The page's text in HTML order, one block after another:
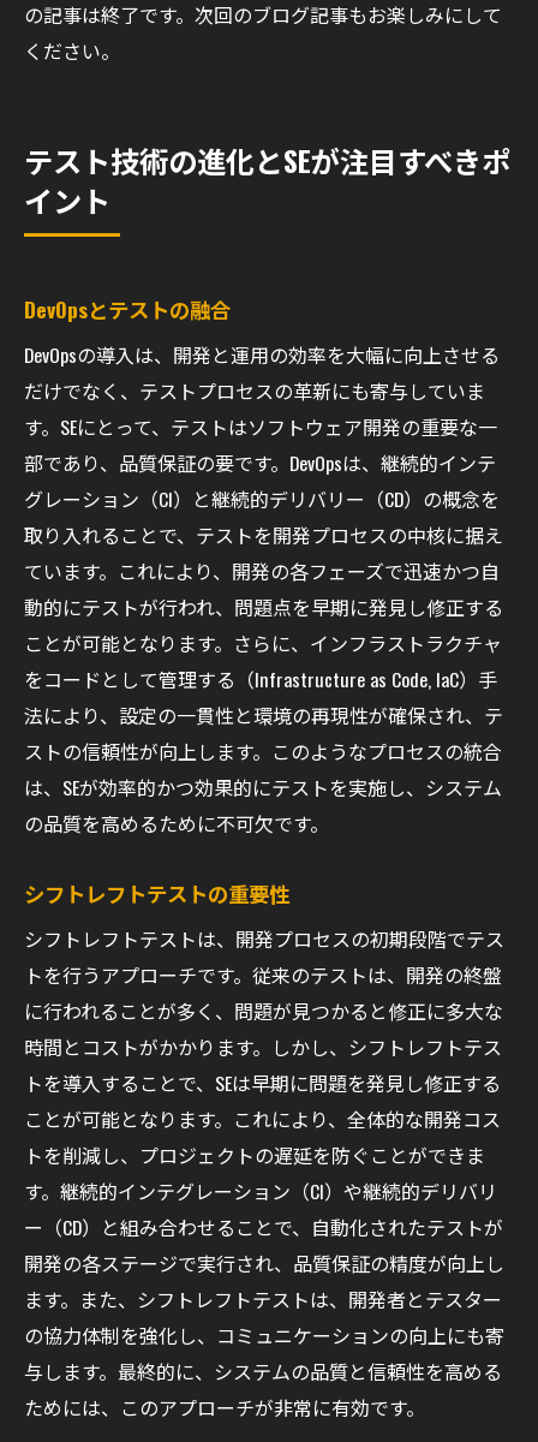
の記事は終了です。次回のブログ記事もお楽しみにして
ください。
テスト技術の進化とSEが注目すべきポ
イント
DevOpsとテストの融合
DevOpsの導入は、開発と運用の効率を大幅に向上させる
だけでなく、テストプロセスの革新にも寄与していま
す。SEにとって、テストはソフトウェア開発の重要な一
部であり、品質保証の要です。DevOpsは、継続的インテ
グレーション（CI）と継続的デリバリー（CD）の概念を
取り入れることで、テストを開発プロセスの中核に据え
ています。これにより、開発の各フェーズで迅速かつ自
動的にテストが行われ、問題点を早期に発見し修正する
ことが可能となります。さらに、インフラストラクチャ
をコードとして管理する（Infrastructure as Code, IaC）手
法により、設定の一貫性と環境の再現性が確保され、テ
ストの信頼性が向上します。このようなプロセスの統合
は、SEが効率的かつ効果的にテストを実施し、システム
の品質を高めるために不可欠です。
シフトレフトテストの重要性
シフトレフトテストは、開発プロセスの初期段階でテス
トを行うアプローチです。従来のテストは、開発の終盤
に行われることが多く、問題が見つかると修正に多大な
時間とコストがかかります。しかし、シフトレフトテス
トを導入することで、SEは早期に問題を発見し修正する
ことが可能となります。これにより、全体的な開発コス
トを削減し、プロジェクトの遅延を防ぐことができま
す。継続的インテグレーション（CI）や継続的デリバリ
ー（CD）と組み合わせることで、自動化されたテストが
開発の各ステージで実行され、品質保証の精度が向上し
ます。また、シフトレフトテストは、開発者とテスター
の協力体制を強化し、コミュニケーションの向上にも寄
与します。最終的に、システムの品質と信頼性を高める
ためには、このアプローチが非常に有効です。